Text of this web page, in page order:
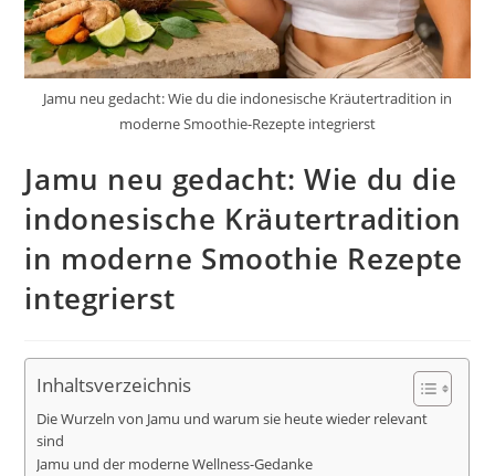
Jamu neu gedacht: Wie du die indonesische Kräutertradition in
moderne Smoothie-Rezepte integrierst
Jamu neu gedacht: Wie du die
indonesische Kräutertradition
in moderne Smoothie Rezepte
integrierst
Inhaltsverzeichnis
Die Wurzeln von Jamu und warum sie heute wieder relevant
sind
Jamu und der moderne Wellness-Gedanke